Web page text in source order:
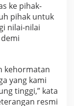
ke pihak-
pihak untuk
nilai-nilai
kehormatan
yang kami
tinggi,” kata
resmi